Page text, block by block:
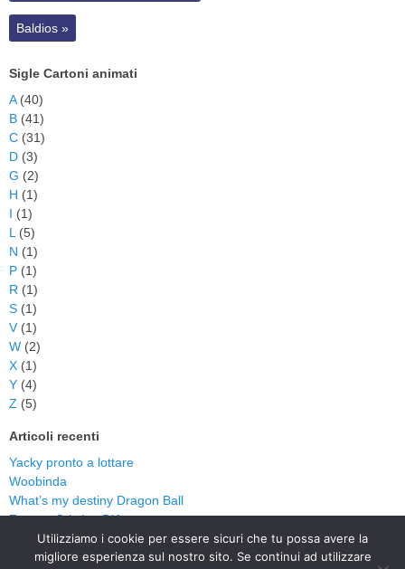
Baldios »
Sigle Cartoni animati
A(40)
B (41)
C (31)
D (3)
G (2)
H (1)
I (1)
L (5)
N (1)
P (1)
R (1)
S (1)
V (1)
W (2)
X (1)
Y (4)
Z (5)
Articoli recenti
Yacky pronto a lottare
Woobinda
What’s my destiny Dragon Ball
Zorro – Cristina D’Avena
ZorroUtilizziamo i cookie per essere sicuri che tu possa avere la
migliore esperienza sul nostro sito. Se continui ad utilizzare